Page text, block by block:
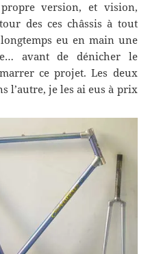
version, et vision,
des ces châssis à tout
eu en main une
avant de dénicher le
ce projet. Les deux
l’autre, je les ai eus à prix